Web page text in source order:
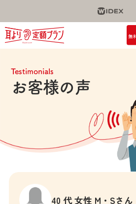
Testimonials
お客様の声
40 代 女性 M・Sさん